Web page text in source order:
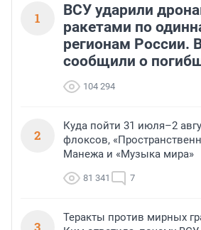
1
ВСУ ударили
ракетами по
регионам России.
сообщили о
104 294
2
Куда пойти 31 июля–2
флоксов,
Манежа и «Музыка мира»
81 341 7
3
Теракты против мирных